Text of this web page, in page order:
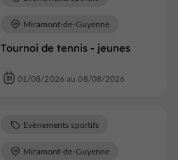
Tournoi de tennis - jeunes
Miramont-de-Guyenne
01/08/2026 au 08/08/2026
Evènements sportifs
Miramont-de-Guyenne